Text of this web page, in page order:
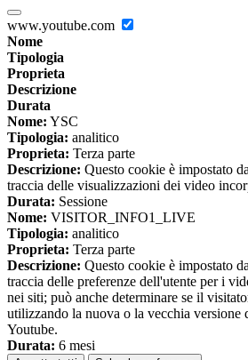
www.youtube.com
Nome
Tipologia
Proprieta
Descrizione
Durata
Nome: YSC
Tipologia: analitico
Proprieta: Terza parte
Descrizione: Questo cookie è impostato
traccia delle visualizzazioni dei video
Durata: Sessione
Nome: VISITOR_INFO1_LIVE
Tipologia: analitico
Proprieta: Terza parte
Descrizione: Questo cookie è impostato
traccia delle preferenze dell'utente per i
nei siti; può anche determinare se il
utilizzando la nuova o la vecchia versione
Youtube.
Durata: 6 mesi